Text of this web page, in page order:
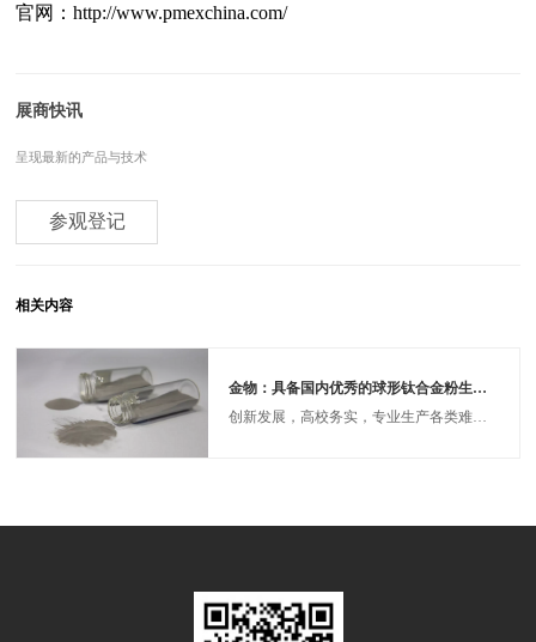
展商快讯
呈现最新的产品与技术
参观登记
相关内容
金物：具备国内优秀的球形钛合金粉生产线
创新发展，高校务实，专业生产各类难熔金属材料
官网：http://www.pmexchina.com/